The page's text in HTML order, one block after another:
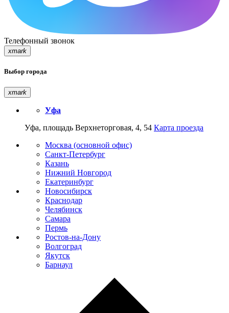
Телефонный звонок
xmark
Выбор города
xmark
Уфа
Уфа, площадь Верхнеторговая, 4, 54 Карта проезда
Москва (основной офис)
Санкт-Петербург
Казань
Нижний Новгород
Екатеринбург
Новосибирск
Краснодар
Челябинск
Самара
Пермь
Ростов-на-Дону
Волгоград
Якутск
Барнаул